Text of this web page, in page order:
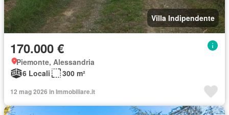
Villa Indipendente
170.000 €
Piemonte, Alessandria
6 Locali
300 m²
12 mag 2026 in Immobiliare.it